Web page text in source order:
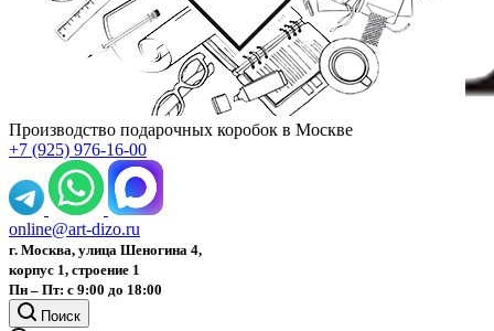
Производство подарочных коробок в Москве
+7 (925) 976-16-00
online@art-dizo.ru
г. Москва, улица Шеногина 4,
корпус 1, строение 1
Пн – Пт: с 9:00 до 18:00
Поиск